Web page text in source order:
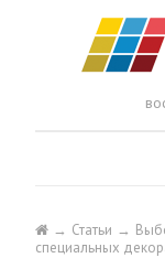
Статьи
специальных